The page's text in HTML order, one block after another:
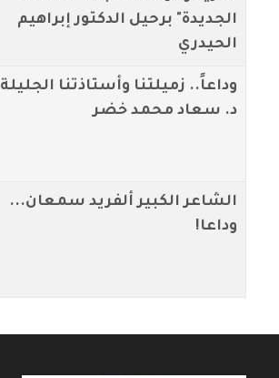
الجديدة" برحيل الدكتور إبراهيم
الحيدري
وداعاً.. زميلتنا وأستاذتنا الجليلة
د. سعاد محمد خضر
الشاعر الكبير ألفريد سمعان...
وداعا!